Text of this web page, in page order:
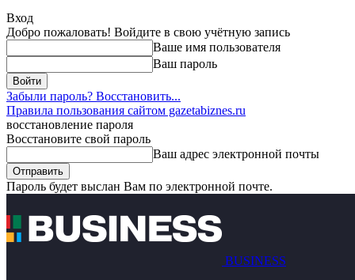
Вход
Добро пожаловать! Войдите в свою учётную запись
Ваше имя пользователя
Ваш пароль
Забыли пароль? Восстановить...
Правила пользования сайтом gazetabiznes.ru
восстановление пароля
Восстановите свой пароль
Ваш адрес электронной почты
Пароль будет выслан Вам по электронной почте.
BUSINESS